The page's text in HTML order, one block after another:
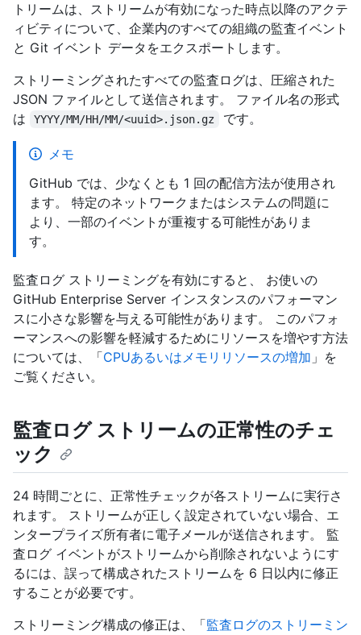
トリームは、ストリームが有効になった時点以降のアクテ
ィビティについて、企業内のすべての組織の監査イベント
と Git イベント データをエクスポートします。
ストリーミングされたすべての監査ログは、圧縮された
JSON ファイルとして送信されます。 ファイル名の形式
は
YYYY/MM/HH/MM/<uuid>.json.gz です。
メモ
GitHub では、少なくとも 1 回の配信方法が使用され
ます。 特定のネットワークまたはシステムの問題に
より、一部のイベントが重複する可能性がありま
す。
監査ログ ストリーミングを有効にすると、 お使いの
GitHub Enterprise Server インスタンスのパフォーマン
スに小さな影響を与える可能性があります。 このパフォ
ーマンスへの影響を軽減するためにリソースを増やす方法
については、「CPUあるいはメモリリソースの増加 」を
ご覧ください。
監査ログ ストリームの正常性のチェ
ック
24 時間ごとに、正常性チェックが各ストリームに実行さ
れます。 ストリームが正しく設定されていない場合、エ
ンタープライズ所有者に電子メールが送信されます。 監
査ログ イベントがストリームから削除されないようにす
るには、誤って構成されたストリームを 6 日以内に修正
することが必要です。
ストリーミング構成の修正は、「監査ログのストリーミン